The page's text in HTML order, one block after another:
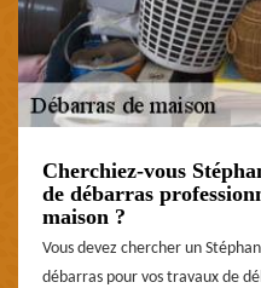
Cherchiez-vous
de débarras
maison ?
Vous devez chercher un
débarras pour vos travaux de